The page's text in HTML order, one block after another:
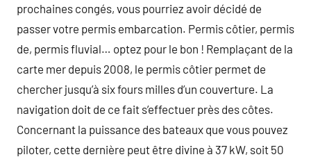
prochaines congés, vous pourriez avoir décidé de
passer votre permis embarcation. Permis côtier, permis
de, permis fluvial… optez pour le bon ! Remplaçant de la
carte mer depuis 2008, le permis côtier permet de
chercher jusqu’à six fours milles d’un couverture. La
navigation doit de ce fait s’effectuer près des côtes.
Concernant la puissance des bateaux que vous pouvez
piloter, cette dernière peut être divine à 37 kW, soit 50